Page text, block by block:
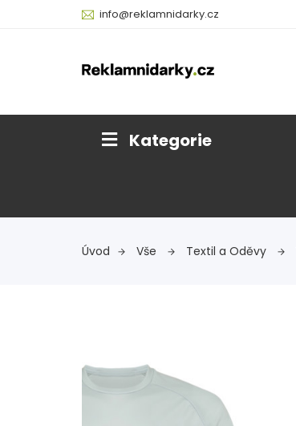
info@reklamnidarky.cz
Kategorie
Úvod Vše Textil a Oděvy